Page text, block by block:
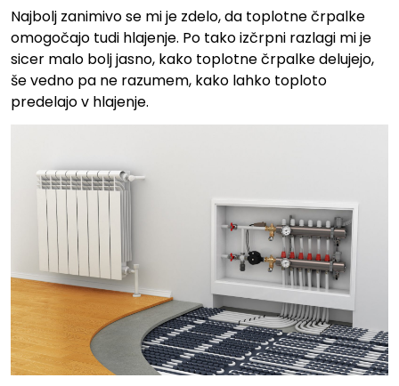
Najbolj zanimivo se mi je zdelo, da toplotne črpalke
omogočajo tudi hlajenje. Po tako izčrpni razlagi mi je
sicer malo bolj jasno, kako toplotne črpalke delujejo,
še vedno pa ne razumem, kako lahko toploto
predelajo v hlajenje.